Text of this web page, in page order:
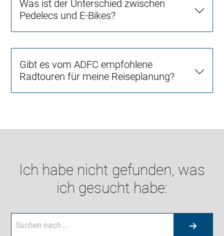
Was ist der Unterschied zwischen
Pedelecs und E-Bikes?
Gibt es vom ADFC empfohlene
Radtouren für meine Reiseplanung?
Ich habe nicht gefunden, was
ich gesucht habe: